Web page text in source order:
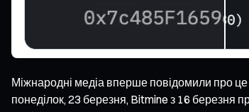
Міжнародні медіа вперше повідомили про це
понеділок, 23 березня, Bitmine з 16 березня